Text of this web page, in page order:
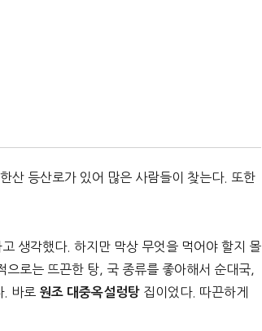
산 등산로가 있어 많은 사람들이 찾는다. 또한
생각했다. 하지만 막상 무엇을 먹어야 할지 몰
로는 뜨끈한 탕, 국 종류를 좋아해서 순대국,
. 바로 원조 대중옥설렁탕 집이었다. 따끈하게